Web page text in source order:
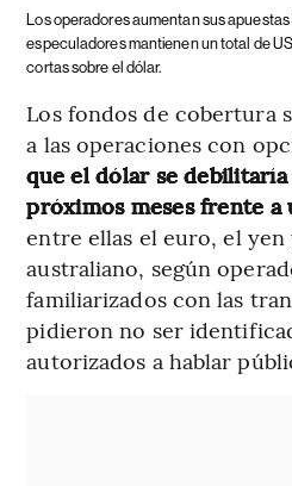
Los operadores aumentan sus apuestas
especuladores mantienen un total de
cortas sobre el dólar.
Los fondos de cobertura
a las operaciones con
que el dólar se debilitaría
próximos meses frente a
entre ellas el euro, el
australiano, según
familiarizados con las
pidieron no ser
autorizados a hablar